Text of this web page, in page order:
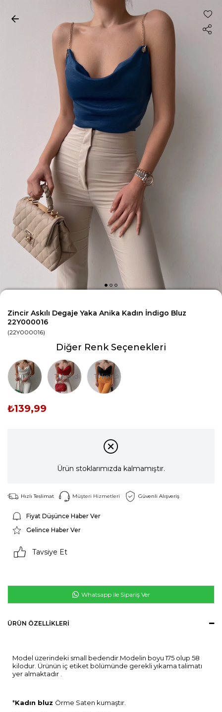
Zincir Askılı Degaje Yaka Anika Kadın İndigo Bluz
22Y000016
(22Y000016)
Diğer Renk Seçenekleri
Tükendi Tükendi Tükendi
₺139,99
Ürün stoklarımızda kalmamıştır.
Hızlı Teslimat Müşteri Hizmetleri Güvenli Alışveriş
Fiyat Düşünce Haber Ver
Gelince Haber Ver
Tavsiye Et
Whatsapp ile Sipariş Ver
ÜRÜN ÖZELLIKLERI
Model üzerindeki small bedendir.Modelin boyu 175 olup 58
kilodur. Ürünün iç etiket bölümünde gerekli yıkama talimatı
yer almaktadır .
*Kadın bluz Örme Saten kumaştır.